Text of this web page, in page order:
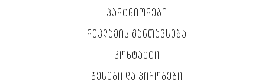
ᲞᲐᲠᲢᲜᲘᲝᲠᲔᲑᲘ
ᲠᲔᲙᲚᲐᲛᲘᲡ ᲒᲐᲜᲗᲐᲕᲡᲔᲑᲐ
ᲙᲝᲜᲢᲐᲥᲢᲘ
ᲬᲔᲡᲔᲑᲘ ᲓᲐ ᲞᲘᲠᲝᲑᲔᲑᲘ